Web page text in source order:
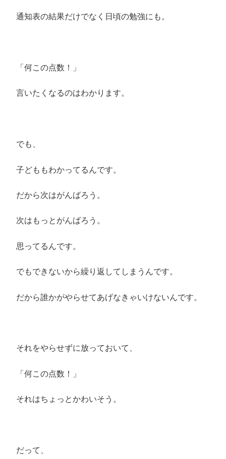
通知表の結果だけでなく日頃の勉強にも。
「何この点数！」
言いたくなるのはわかります。
でも、
子どももわかってるんです。
だから次はがんばろう。
次はもっとがんばろう。
思ってるんです。
でもできないから繰り返してしまうんです。
だから誰かがやらせてあげなきゃいけないんです。
それをやらせずに放っておいて、
「何この点数！」
それはちょっとかわいそう。
だって、